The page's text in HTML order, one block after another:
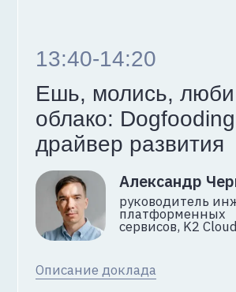
Онлайн:
Офлайн:
Москва, ЦДП,
Покровка, 47
Место встречи
14 апреля 2026, 9:00